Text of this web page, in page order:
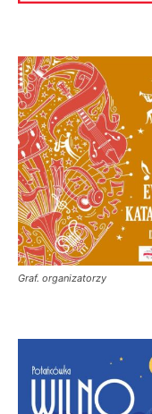
Graf. organizatorzy